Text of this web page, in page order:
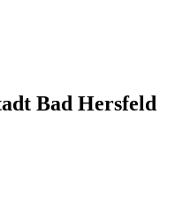
Bad Hersfeld